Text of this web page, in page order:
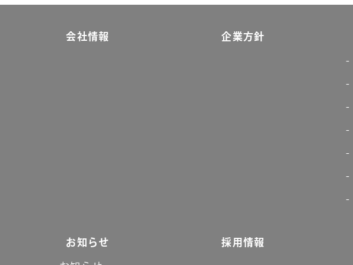
会社情報 企業方針
お知らせ 採用情報